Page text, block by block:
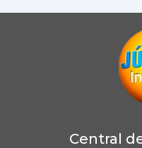
Central